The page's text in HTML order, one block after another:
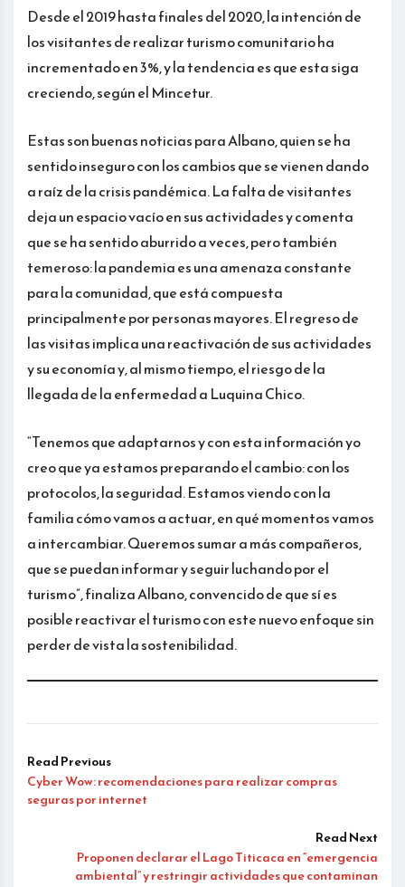
Desde el 2019 hasta finales del 2020, la intención de
los visitantes de realizar turismo comunitario ha
incrementado en 3%, y la tendencia es que esta siga
creciendo, según el Mincetur.
Estas son buenas noticias para Albano, quien se ha
sentido inseguro con los cambios que se vienen dando
a raíz de la crisis pandémica. La falta de visitantes
deja un espacio vacío en sus actividades y comenta
que se ha sentido aburrido a veces, pero también
temeroso: la pandemia es una amenaza constante
para la comunidad, que está compuesta
principalmente por personas mayores. El regreso de
las visitas implica una reactivación de sus actividades
y su economía y, al mismo tiempo, el riesgo de la
llegada de la enfermedad a Luquina Chico.
“Tenemos que adaptarnos y con esta información yo
creo que ya estamos preparando el cambio: con los
protocolos, la seguridad. Estamos viendo con la
familia cómo vamos a actuar, en qué momentos vamos
a intercambiar. Queremos sumar a más compañeros,
que se puedan informar y seguir luchando por el
turismo”, finaliza Albano, convencido de que sí es
posible reactivar el turismo con este nuevo enfoque sin
perder de vista la sostenibilidad.
Read Previous
Cyber Wow: recomendaciones para realizar compras
seguras por internet
Read Next
Proponen declarar el Lago Titicaca en “emergencia
ambiental” y restringir actividades que contaminan